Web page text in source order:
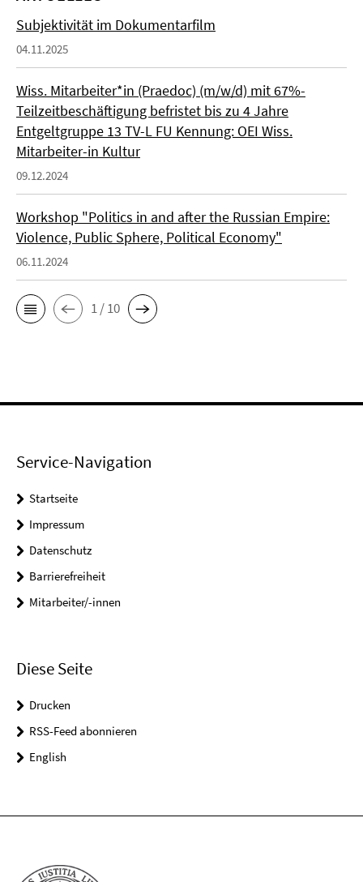
Subjektivität im Dokumentarfilm
04.11.2025
Wiss. Mitarbeiter*in (Praedoc) (m/w/d) mit 67%-
Teilzeitbeschäftigung befristet bis zu 4 Jahre
Entgeltgruppe 13 TV-L FU Kennung: OEI Wiss.
Mitarbeiter-in Kultur
09.12.2024
Workshop "Politics in and after the Russian Empire:
Violence, Public Sphere, Political Economy"
06.11.2024
1 / 10
Service-Navigation
Startseite
Impressum
Datenschutz
Barrierefreiheit
Mitarbeiter/-innen
Diese Seite
Drucken
RSS-Feed abonnieren
English